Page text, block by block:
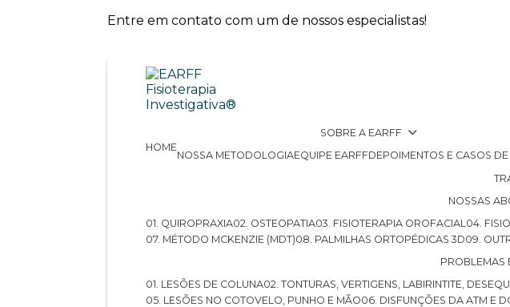
Entre em contato com um de nossos especialistas!
HOME
SOBRE A EARFF
NOSSA METODOLOGIA EQUIPE EARFF DEPOIMENTOS E CASOS
NOSSAS
01. QUIROPRAXIA
02. OSTEOPATIA 03. FISIOTERAPIA OROFACIAL 04.
07. MÉTODO MCKENZIE (MDT)
08. PALMILHAS ORTOPÉDICAS 3D
09.
01. LESÕES DE COLUNA
02. TONTURAS, VERTIGENS, LABIRINTITE,
05. LESÕES NO COTOVELO, PUNHO E MÃO
06. DISFUNÇÕES DA ATM E